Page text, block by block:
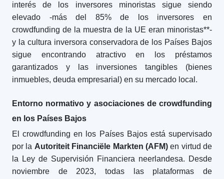
interés de los inversores minoristas sigue siendo
elevado -más del 85% de los inversores en
crowdfunding de la muestra de la UE eran minoristas**-
y la cultura inversora conservadora de los Países Bajos
sigue encontrando atractivo en los préstamos
garantizados y las inversiones tangibles (bienes
inmuebles, deuda empresarial) en su mercado local.
Entorno normativo y asociaciones de crowdfunding
en los Países Bajos
El crowdfunding en los Países Bajos está supervisado
por la Autoriteit Financiële Markten (AFM)en virtud de
la Ley de Supervisión Financiera neerlandesa. Desde
noviembre de 2023, todas las plataformas de